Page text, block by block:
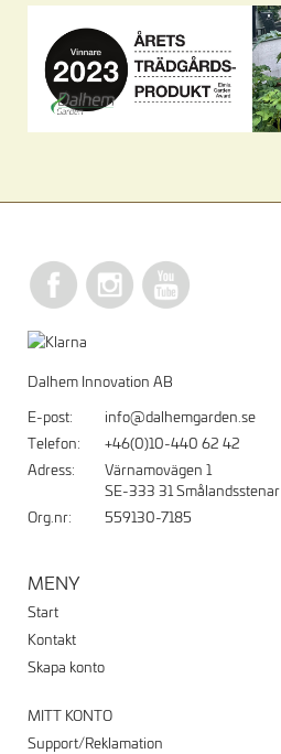
Dalhem Innovation AB
E-post:
info@dalhemgarden.se
Telefon:
+46(0)10-440 62 42
Adress:
Värnamovägen 1
SE-333 31 Smålandsstenar
Org.nr:
559130-7185
MENY
Start
Kontakt
Skapa konto
MITT KONTO
Support/Reklamation